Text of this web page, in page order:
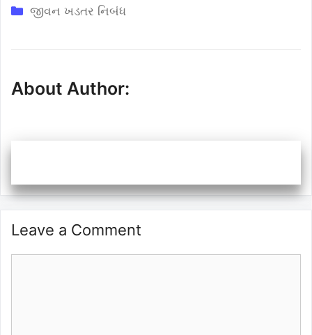
Categories
જીવન ખડતર નિબંધ
About Author:
Leave a Comment